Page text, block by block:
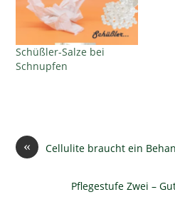
Schüßler-Salze bei
Schnupfen
« Cellulite braucht ein
Pflegestufe Zwei –